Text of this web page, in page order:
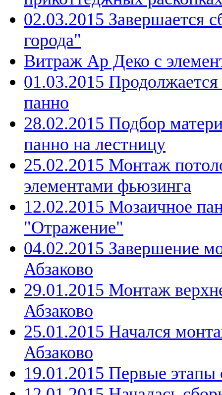
02.03.2015 Завершается
города"
Витраж Ар Деко с
01.03.2015
панно
28.02.2015 Подбор
панно на лестницу
25.02.2015 Монтаж
элементами фьюзинга
12.02.2015 Мозаичное
"Отражение"
04.02.2015 Завершение
Абзаково
29.01.2015 Монтаж
Абзаково
25.01.2015 Начался
Абзаково
19.01.2015 Первые